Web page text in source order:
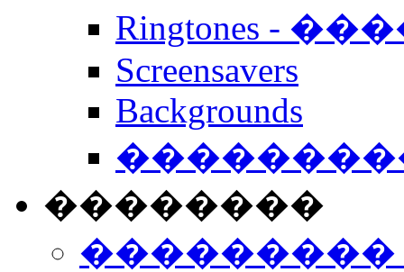
Ringtones -
Screensavers
Backgrounds
��������
���������